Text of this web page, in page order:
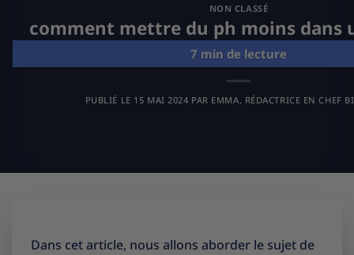
NON CLASSÉ
comment mettre du ph moins dans
PUBLIÉ LE 15 MAI 2024 PAR EMMA, RÉDACTRICE EN CHEF
Dans cet article, nous allons aborder le sujet de